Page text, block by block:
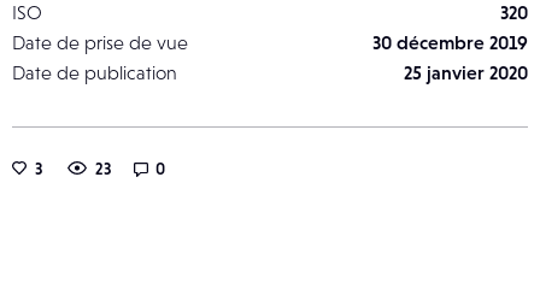
ISO
320
Date de prise de vue
30 décembre 2019
Date de publication
25 janvier 2020
3 23 0